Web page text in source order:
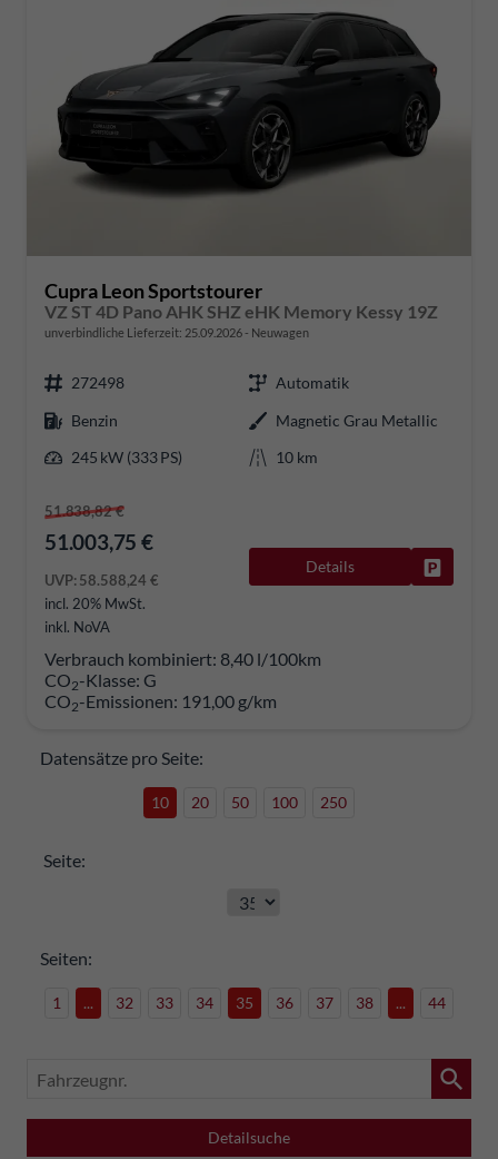
Cupra Leon Sportstourer
VZ ST 4D Pano AHK SHZ eHK Memory Kessy 19Z
unverbindliche Lieferzeit: 25.09.2026 Neuwagen
272498
Automatik
Benzin
Magnetic Grau Metallic
245 kW (333 PS)
10 km
51.838,82 €
51.003,75 €
UVP:58.588,24 €
incl. 20% MwSt.
inkl. NoVA
Details
Verbrauch kombiniert: 8,40 l/100km
CO2-Klasse: G
CO2-Emissionen: 191,00 g/km
Datensätze pro Seite:
10 20 50 100 250
Seite:
Seiten:
1 ... 32 33 34 35 36 37 38 ... 44
Fahrzeugnr.
Detailsuche